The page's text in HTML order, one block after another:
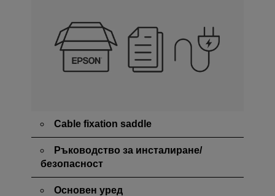
Cable fixation saddle
Ръководство за инсталиране/
безопасност
Основен уред